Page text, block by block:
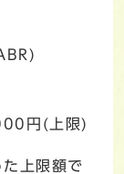
円(上限)
上限額で